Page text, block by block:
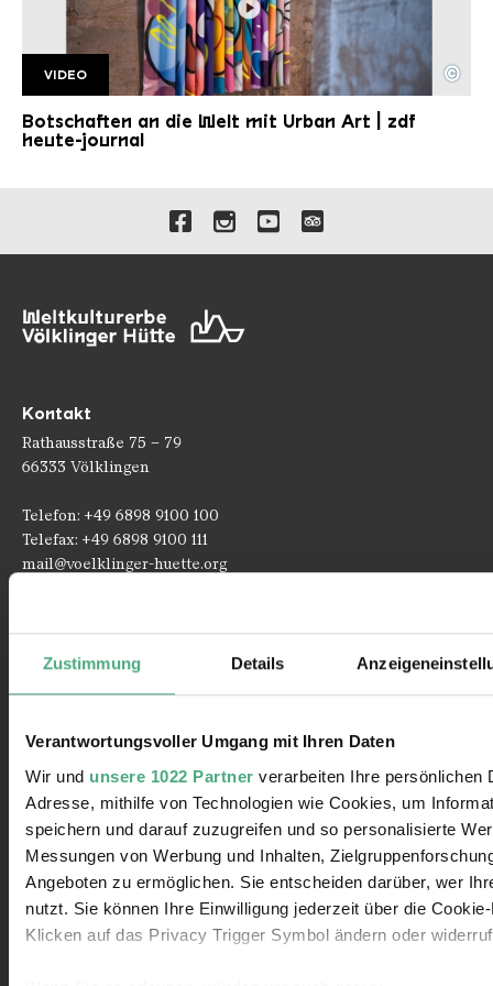
Zustimmung Details
Verantwortungsvoller Umgang mit Ihren Daten
Wir und unsere 1022 Partner verarbeiten Ihre persönlichen
Adresse, mithilfe von Technologien wie Cookies, um
speichern und darauf zuzugreifen und so personalisierte
Messungen von Werbung und Inhalten,
Angeboten zu ermöglichen. Sie entscheiden darüber, wer
nutzt. Sie können Ihre Einwilligung jederzeit über die
Klicken auf das Privacy Trigger Symbol ändern oder
ZDF HJ28 04
Copyright: ZDF | heute journal
©
VIDEO
Botschaften an die Welt mit Urban Art | zdf
heute-journal
Verlinkungen zu unseren
Kontakt
Rathausstraße 75 – 79
66333 Völklingen
Telefon: +49 6898 9100 100
Telefax: +49 6898 9100 111
mail@voelklinger-huette.org
362 Tage im Jahr geöffnet!
1. April bis 1. November
Montag bis Sonntag 10 - 19 Uhr
Paradies und Hochofengruppe 10 - 18.30 Uhr
2. November bis 31. März
Montag bis Sonntag 10 - 18 Uhr